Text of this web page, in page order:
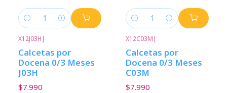
Cantidad Cantidad
X12J03H |
Calcetas por
Docena 0/3 Meses
J03H
$7.990
X12C03M |
Calcetas por
Docena 0/3 Meses
C03M
$7.990